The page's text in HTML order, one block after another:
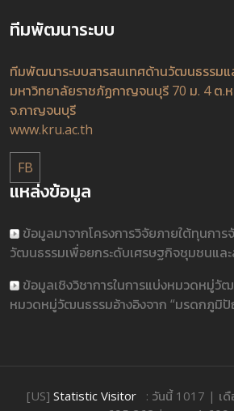
ทีมพัฒนาระบบ
ทีมพัฒนาระบบสารสนเทศด้านวัฒนธรรม
มหาวิทยาลัยราชภัฏกาญจนบุรี 70 ม. 4 ต.ห
จ.กาญจนบุรี
www.kru.ac.th
FB
แหล่งข้อมูล
ข้อมูลมาจากโครงการวิจัยภายใต้ทุนการ
วัฒนธรรมเพื่อยกระดับเศรษฐกิจชุมชนแล
ข้อมูลเชิงวิชาการในการแบ่งหมวดหมู่วั
หมวดหมู่วัฒนธรรมอ้างอิงจาก “มรดกภูมิ
[US] Statistic Visitor: วันนี้ 1017 | เดื